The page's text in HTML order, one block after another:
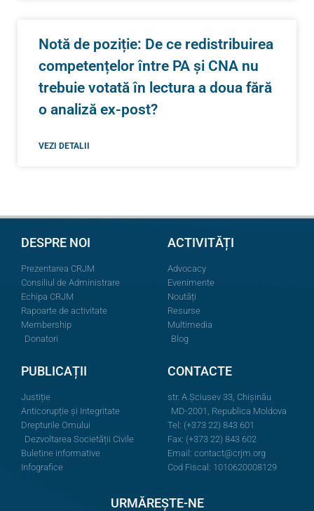
Notă de poziție: De ce redistribuirea
competențelor între PA și CNA nu
trebuie votată în lectura a doua fără
o analiză ex-post?
VEZI DETALII
DESPRE NOI
Prezentarea CRJM
Consiliul de Administrare
Echipa CRJM
Rapoarte de activitate
Membership
Donatori
ACTIVITĂȚI
Advocacy
Evenimente
Noutăți
Resurse
Multimedia
Blog
PUBLICAȚII
Justiție
Anticorupție și Integritate
Drepturile Omului
Dezvoltarea Societății Civile
Buletine informative
Infografice
CONTACTE
str. A.Şciusev 33, Chișinău
MD-2001, Republica Moldova
Tel: (+373 22) 843 601
Fax: (+373 22) 843 602
Email: contact@crjm.org
Cod Fiscal: 1010620008129
URMĂREȘTE-NE